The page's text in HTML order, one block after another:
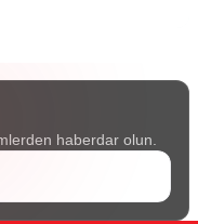
haberdar olun.